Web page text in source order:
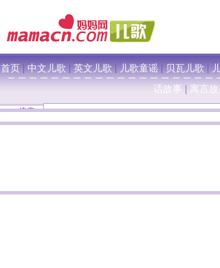
首页|中文儿歌|英文儿歌|儿歌童谣|贝瓦儿歌|
话故事
寓言故
搜索：